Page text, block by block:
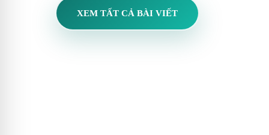
XEM TẤT CẢ BÀI VIẾT